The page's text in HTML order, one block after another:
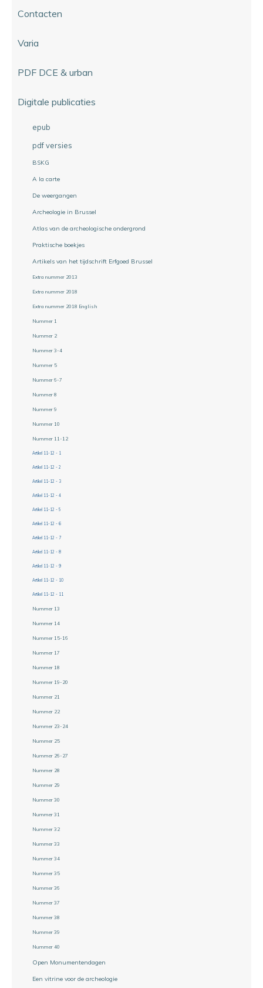
Contacten
Varia
PDF DCE & urban
Digitale publicaties
epub
pdf versies
BSKG
A la carte
De weergangen
Archeologie in Brussel
Atlas van de archeologische ondergrond
Praktische boekjes
Artikels van het tijdschrift Erfgoed Brussel
Extra nummer 2013
Extra nummer 2018
Extra nummer 2018 English
Nummer 1
Nummer 2
Nummer 3-4
Nummer 5
Nummer 6-7
Nummer 8
Nummer 9
Nummer 10
Nummer 11-12
Artikel 11-12 - 1
Artikel 11-12 - 2
Artikel 11-12 - 3
Artikel 11-12 - 4
Artikel 11-12 - 5
Artikel 11-12 - 6
Artikel 11-12 - 7
Artikel 11-12 - 8
Artikel 11-12 - 9
Artikel 11-12 - 10
Artikel 11-12 - 11
Nummer 13
Nummer 14
Nummer 15-16
Nummer 17
Nummer 18
Nummer 19-20
Nummer 21
Nummer 22
Nummer 23-24
Nummer 25
Nummer 26-27
Nummer 28
Nummer 29
Nummer 30
Nummer 31
Nummer 32
Nummer 33
Nummer 34
Nummer 35
Nummer 36
Nummer 37
Nummer 38
Nummer 39
Nummer 40
Open Monumentendagen
Een vitrine voor de archeologie